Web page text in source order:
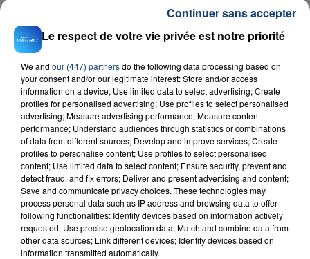
23 juillet 2026
INCENDIE MORTEL À LENS : UNE FEMME ET
SON BÉBÉ ENTRE LA VIE ET LA...
Un homme s'est immolé par le feu après avoir
aspergé sa compagne et leur bébé de trois mois
d'un liquide inflammable.
Le respect de votre vie privée est notre priorité
We and our (447) partnersdo the following data processing based on
your consent and/or our legitimate interest: Store and/or access
information on a device; Use limited data to select advertising; Create
profiles for personalised advertising; Use profiles to select personalised
advertising; Measure advertising performance; Measure content
performance; Understand audiences through statistics or combinations
of data from different sources; Develop and improve services; Create
profiles to personalise content; Use profiles to select personalised
content; Use limited data to select content; Ensure security, prevent and
detect fraud, and fix errors; Deliver and present advertising and content;
Save and communicate privacy choices. These technologies may
process personal data such as IP address and browsing data to offer
following functionalities: Identify devices based on information actively
requested; Use precise geolocation data; Match and combine data from
other data sources; Link different devices; Identify devices based on
information transmitted automatically.
Continuer sans accepter